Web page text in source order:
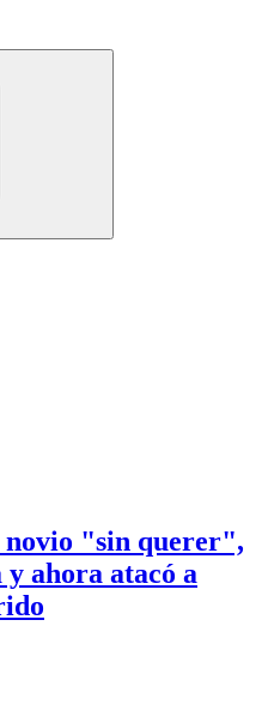
novio "sin querer",
ahora atacó a